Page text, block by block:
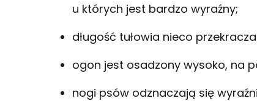
u których jest bardzo wyraźny;
długość tułowia nieco
ogon jest osadzony wysoko, na
nogi psów odznaczają się